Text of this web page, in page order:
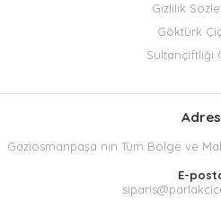
Gizlilik
Göktürk
Sultançiftliği
Adres
Gaziosmanpaşa nın Tüm Bölge ve
E-